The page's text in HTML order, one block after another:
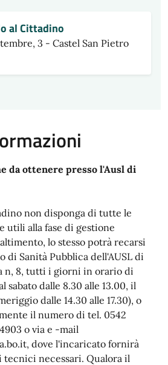
al Cittadino
3 - Castel San Pietro
da ottenere presso l'Ausl di
non disponga di tutte le
utili alla fase di gestione
lo stesso potrà recarsi
di Sanità Pubblica dell'AUSL di
n, 8, tutti i giorni in orario di
sabato dalle 8.30 alle 13.00, il
dalle 14.30 alle 17.30), o
il numero di tel. 0542
o via e -mail
dove l'incaricato fornirà
necessari. Qualora il